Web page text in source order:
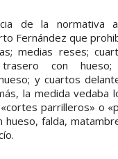
de la normativa
Fernández que
medias reses;
con
y cuartos
la medida vedaba
parrilleros» o
hueso, falda,